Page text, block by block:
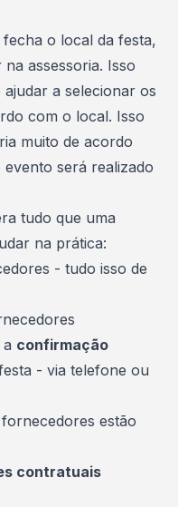
o local da festa,
assessoria. Isso
a selecionar os
com o local. Isso
muito de acordo
será realizado
tudo que uma
na prática:
- tudo isso de
confirmação
- via telefone ou
estão
contratuais